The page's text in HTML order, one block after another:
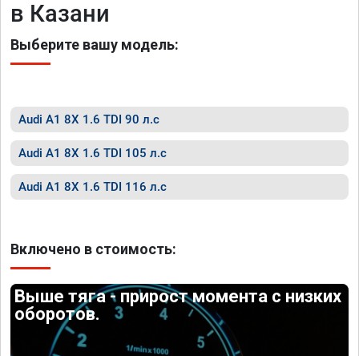
в Казани
Выберите вашу модель:
Audi A1 8X 1.6 TDI 90 л.с
Audi A1 8X 1.6 TDI 105 л.с
Audi A1 8X 1.6 TDI 116 л.с
Включено в стоимость:
Выше тяга - прирост момента с низких
оборотов.